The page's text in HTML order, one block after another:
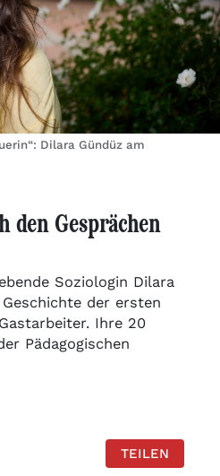
Dilara Gündüz am
den Gesprächen
Soziologin Dilara
der ersten
Ihre 20
Pädagogischen
TEILEN